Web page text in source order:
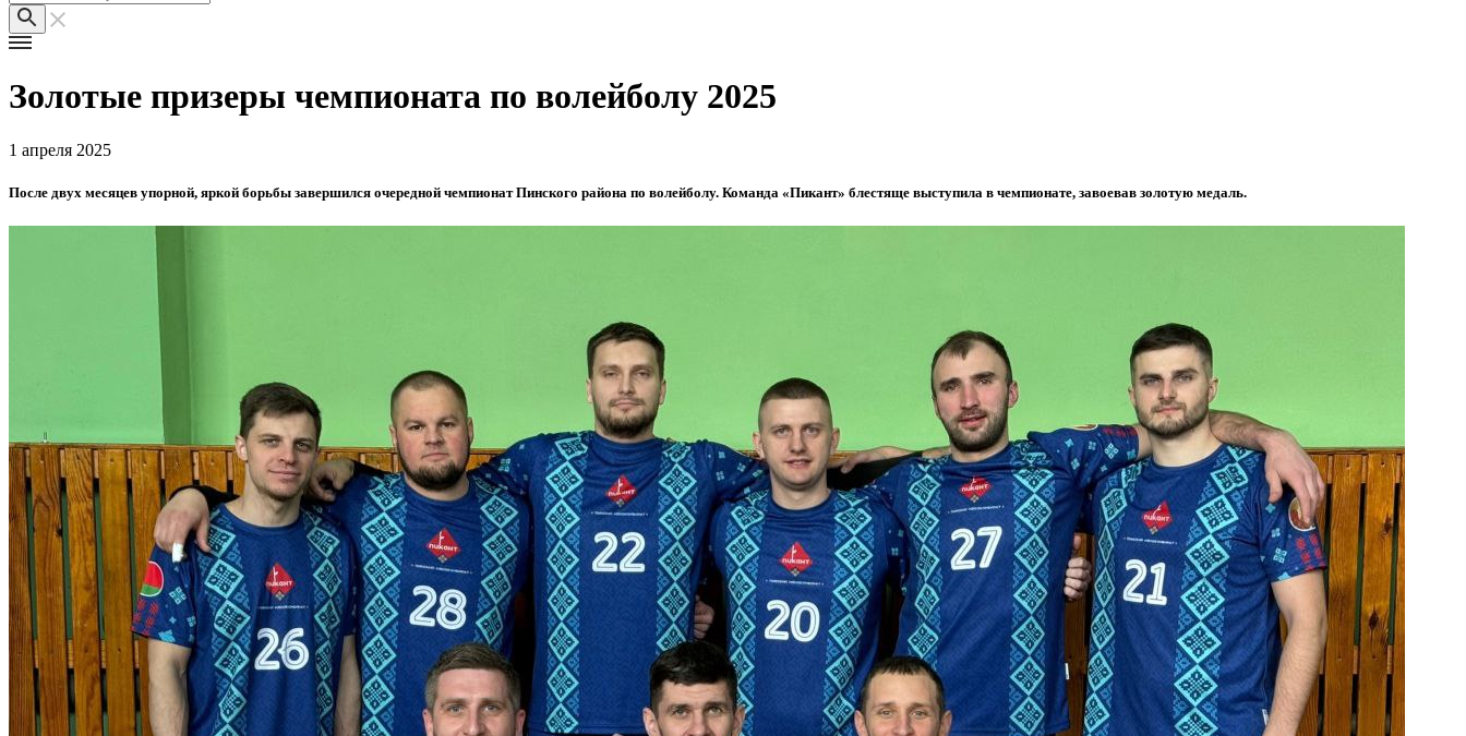
Золотые призеры чемпионата по волейболу 2025
1 апреля 2025
После двух месяцев упорной, яркой борьбы завершился очередной чемпионат Пинского района по волейболу. Команда «Пикант» блестяще выступила в чемпионате, завоевав золотую медаль.